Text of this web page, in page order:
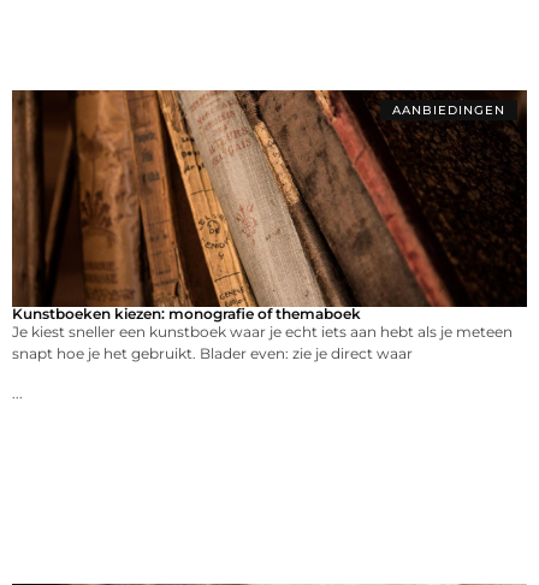
AANBIEDINGEN
Kunstboeken kiezen: monografie of themaboek
Je kiest sneller een kunstboek waar je echt iets aan hebt als je meteen
snapt hoe je het gebruikt. Blader even: zie je direct waar